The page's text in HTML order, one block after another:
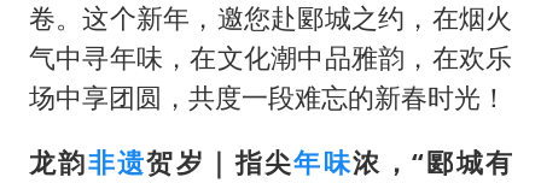
奋进开新局 实干挑大梁
卷。这个新年，邀您赴郾城之约，在烟火
气中寻年味，在文化潮中品雅韵，在欢乐
场中享团圆，共度一段难忘的新春时光！
龙韵非遗贺岁｜指尖年味浓，“郾城有